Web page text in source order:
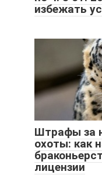
избежать
Штрафы за
охоты: как
лицензии